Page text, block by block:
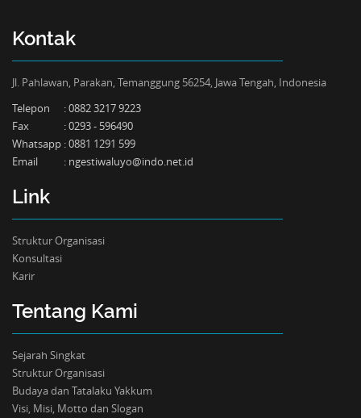
Kontak
Jl. Pahlawan, Parakan, Temanggung 56254, Jawa Tengah, Indonesia
Telepon
:0882 3217 9223
Fax
:0293 - 596490
Whatsapp :0881 1291 599
Email
: ngestiwaluyo@indo.net.id
Link
Struktur Organisasi
Konsultasi
Karir
Tentang Kami
Sejarah Singkat
Struktur Organisasi
Budaya dan Tatalaku Yakkum
Visi, Misi, Motto dan Slogan